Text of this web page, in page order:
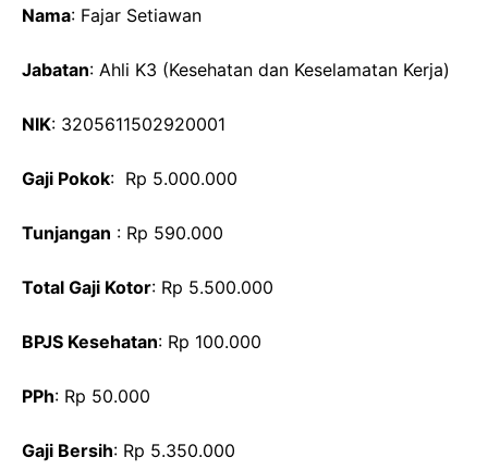
Nama: Fajar Setiawan
Jabatan: Ahli K3 (Kesehatan dan Keselamatan Kerja)
NIK: 3205611502920001
Gaji Pokok: Rp 5.000.000
Tunjangan : Rp 590.000
Total Gaji Kotor: Rp 5.500.000
BPJS Kesehatan: Rp 100.000
PPh: Rp 50.000
Gaji Bersih: Rp 5.350.000